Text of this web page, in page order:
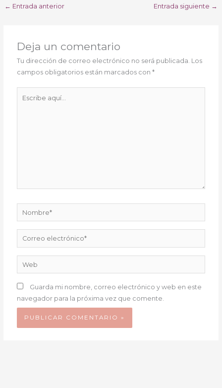
← Entrada anterior Entrada siguiente →
Deja un comentario
Tu dirección de correo electrónico no será publicada. Los
campos obligatorios están marcados con*
Nombre*
Correo
electrónico*
Guarda mi nombre, correo electrónico y web en este
navegador para la próxima vez que comente.